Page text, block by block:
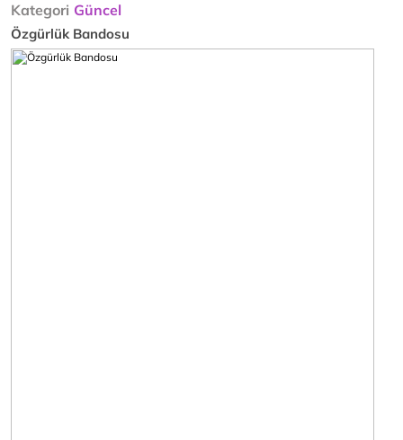
Kategori Güncel
Özgürlük Bandosu